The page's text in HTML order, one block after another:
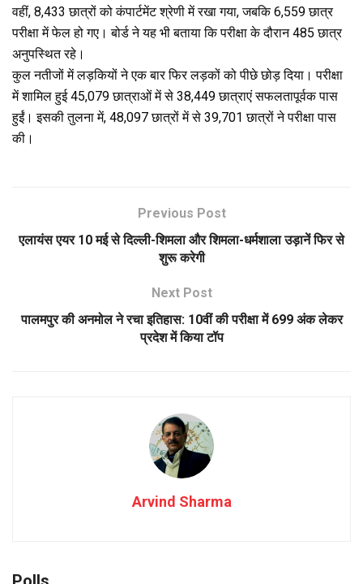
वहीं, 8,433 छात्रों को कंपार्टमेंट श्रेणी में रखा गया, जबकि 6,559 छात्र
परीक्षा में फेल हो गए। बोर्ड ने यह भी बताया कि परीक्षा के दौरान 485 छात्र
अनुपस्थित रहे।
कुल नतीजों में लड़कियों ने एक बार फिर लड़कों को पीछे छोड़ दिया। परीक्षा
में शामिल हुई 45,079 छात्राओं में से 38,449 छात्राएं सफलतापूर्वक पास
हुईं। इसकी तुलना में, 48,097 छात्रों में से 39,701 छात्रों ने परीक्षा पास
की।
Previous Post
एलायंस एयर 10 मई से दिल्ली-शिमला और शिमला-धर्मशाला उड़ानें फिर से
शुरू करेगी
Next Post
पालमपुर की अनमोल ने रचा इतिहास: 10वीं की परीक्षा में 699 अंक लेकर
प्रदेश में किया टॉप
Arvind Sharma